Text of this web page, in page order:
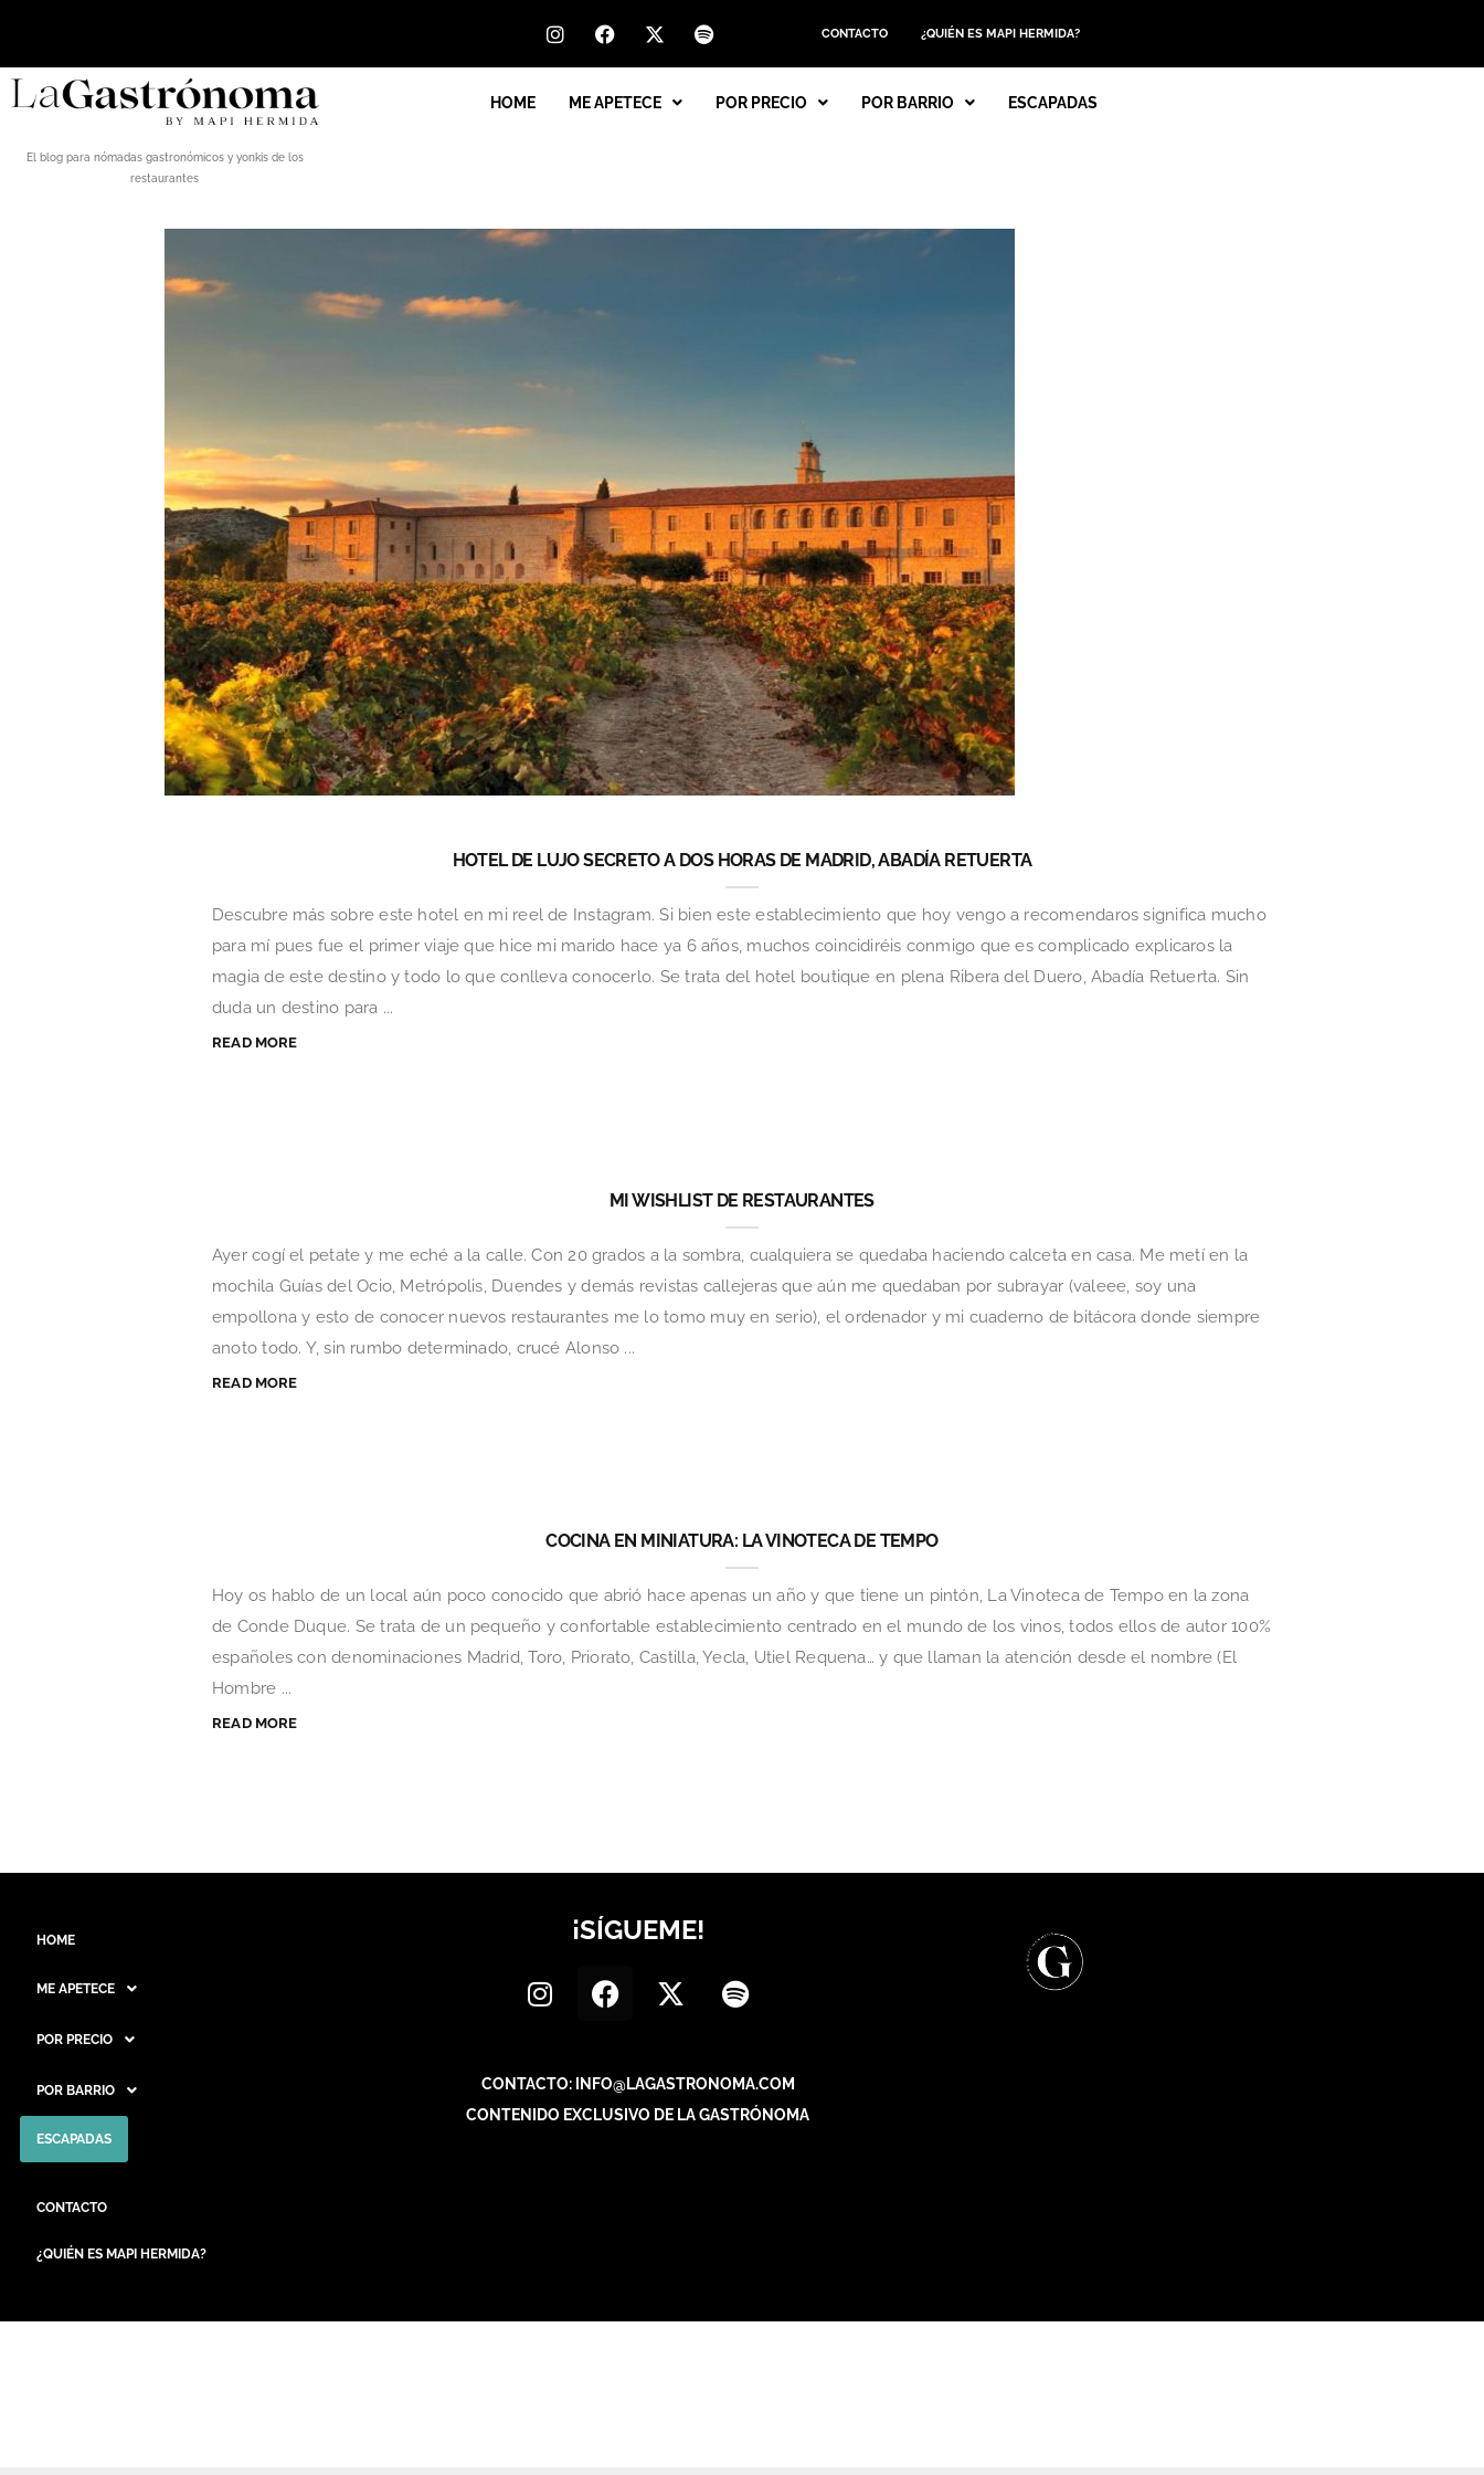
CONTACTO ¿QUIÉN ES MAPI HERMIDA?
El blog para nómadas gastronómicos y yonkis de los
restaurantes
HOME ME APETECE POR PRECIO POR BARRIO ESCAPADAS
HOTEL DE LUJO SECRETO A DOS HORAS DE MADRID, ABADÍA RETUERTA
Descubre más sobre este hotel en mi reel de Instagram. Si bien este establecimiento que hoy vengo a recomendaros significa mucho
para mí pues fue el primer viaje que hice mi marido hace ya 6 años, muchos coincidiréis conmigo que es complicado explicaros la
magia de este destino y todo lo que conlleva conocerlo. Se trata del hotel boutique en plena Ribera del Duero, Abadía Retuerta. Sin
duda un destino para ...
READ MORE
MI WISHLIST DE RESTAURANTES
Ayer cogí el petate y me eché a la calle. Con 20 grados a la sombra, cualquiera se quedaba haciendo calceta en casa. Me metí en la
mochila Guías del Ocio, Metrópolis, Duendes y demás revistas callejeras que aún me quedaban por subrayar (valeee, soy una
empollona y esto de conocer nuevos restaurantes me lo tomo muy en serio), el ordenador y mi cuaderno de bitácora donde siempre
anoto todo. Y, sin rumbo determinado, crucé Alonso ...
READ MORE
COCINA EN MINIATURA: LA VINOTECA DE TEMPO
Hoy os hablo de un local aún poco conocido que abrió hace apenas un año y que tiene un pintón, La Vinoteca de Tempo en la zona
de Conde Duque. Se trata de un pequeño y confortable establecimiento centrado en el mundo de los vinos, todos ellos de autor 100%
españoles con denominaciones Madrid, Toro, Priorato, Castilla, Yecla, Utiel Requena… y que llaman la atención desde el nombre (El
Hombre ...
READ MORE
HOME
ME APETECE
POR PRECIO
POR BARRIO
ESCAPADAS
CONTACTO
¿QUIÉN ES MAPI HERMIDA?
¡SÍGUEME!
CONTACTO: INFO@LAGASTRONOMA.COM
CONTENIDO EXCLUSIVO DE LA GASTRÓNOMA